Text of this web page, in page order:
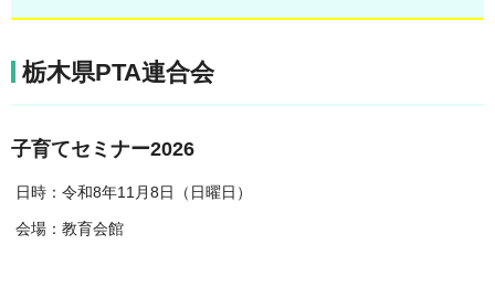
栃木県PTA連合会
子育てセミナー2026
日時：令和8年11月8日（日曜日）
会場：教育会館